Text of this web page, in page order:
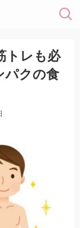
トレも必
パクの食